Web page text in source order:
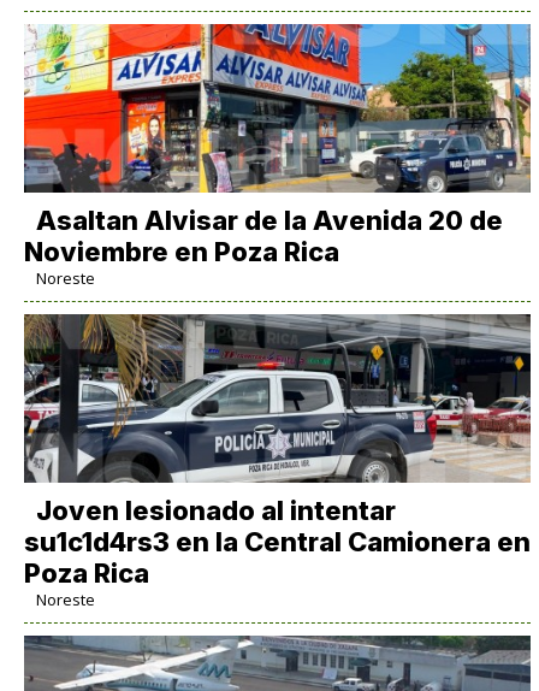
Asaltan Alvisar de la Avenida 20 de
Noviembre en Poza Rica
Noreste
Joven lesionado al intentar
su1c1d4rs3 en la Central Camionera en
Poza Rica
Noreste